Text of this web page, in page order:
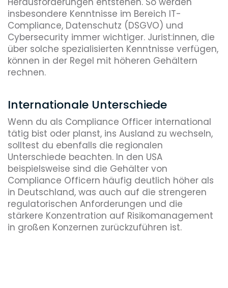
insbesondere Kenntnisse im Bereich IT-
Compliance, Datenschutz (DSGVO) und
Cybersecurity immer wichtiger. Jurist:innen, die
über solche spezialisierten Kenntnisse verfügen,
können in der Regel mit höheren Gehältern
rechnen.
Internationale Unterschiede
Wenn du als Compliance Officer international
tätig bist oder planst, ins Ausland zu wechseln,
solltest du ebenfalls die regionalen
Unterschiede beachten. In den USA
beispielsweise sind die Gehälter von
Compliance Officern häufig deutlich höher als
in Deutschland, was auch auf die strengeren
regulatorischen Anforderungen und die
stärkere Konzentration auf Risikomanagement
in großen Konzernen zurückzuführen ist.